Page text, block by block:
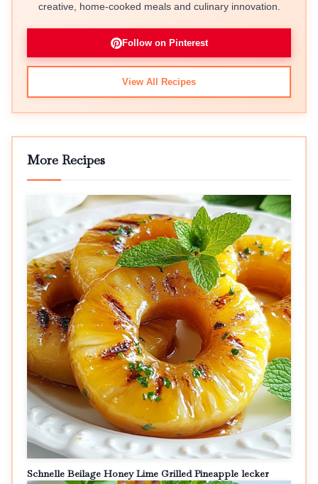
creative, home-cooked meals and culinary innovation.
Follow on Pinterest
View All Recipes
More Recipes
Schnelle Beilage Honey Lime Grilled Pineapple lecker